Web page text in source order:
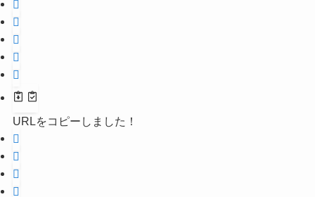
URLをコピーしました！